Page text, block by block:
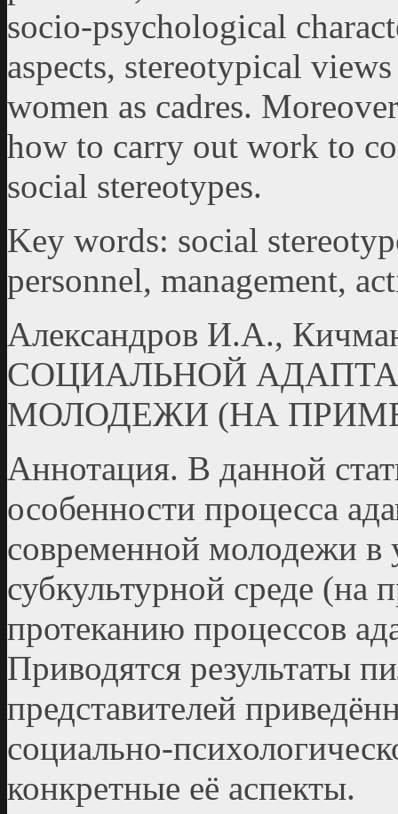
socio-psychological
aspects, stereotypical
women as cadres.
how to carry out work to
social stereotypes.
Key words: social
personnel, management,
Александров И.А.,
СОЦИАЛЬНОЙ
МОЛОДЕЖИ (НА
Аннотация. В данной
особенности процесса
современной молодежи в
субкультурной среде (на
протеканию процессов
Приводятся результаты
представителей
социально-
конкретные её аспекты.